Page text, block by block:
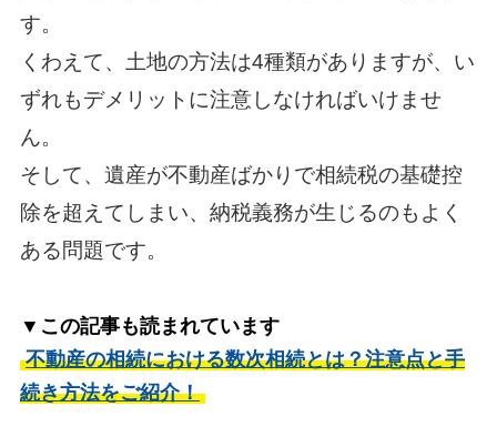
す。
くわえて、土地の方法は4種類がありますが、い
ずれもデメリットに注意しなければいけませ
ん。
そして、遺産が不動産ばかりで相続税の基礎控
除を超えてしまい、納税義務が生じるのもよく
ある問題です。
▼この記事も読まれています
不動産の相続における数次相続とは？注意点と手
続き方法をご紹介！